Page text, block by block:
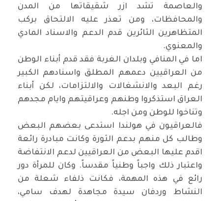
والعاصمة تشد ازر شقيقاتها من المدن
والمحافظات، ومن تعذر عليه الالتحاق بركب
المتظاهرين الثائرين قدم الدعم والاسناد المادي
والمعنوي.
اما في المنافي وبلدان الغربة فقد قدم أبناء الوطن
من العراقيين دعمهم المطلق واسنادهم الكبير
رغم البعد والانشغالات والالتزامات، لكن أبناء
العراق استذكروا وطنهم وعراقيتهم وايام مجدهم
وتناخوا للوطن ومن اجله.
فالعراقيون في هولندا استدعى بعضهم البعض
وطالب كل منهم بدعم الثورة وكانت مبادرة رائعة
اقدم عليها البعض من العراقيين لدعم الانتفاضة
واعتبار ذلك واجباً وطنياً مقدساً. وكان للمرأة دور
رائع في هذه المهمة، فكانت ذلفاء شعلة من
النشاط وردفان سيدة مجاهدة لهدف سامي،